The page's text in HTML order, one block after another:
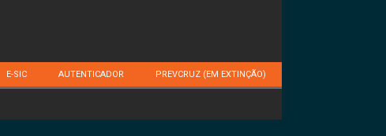
E-SIC AUTENTICADOR PREVCRUZ (EM EXTINÇÃO)